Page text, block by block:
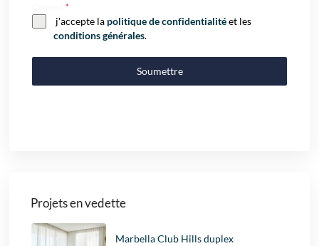
Consent*
j'accepte la politique de confidentialitéet les
conditions générales.
Soumettre
Projets en vedette
Marbella Club Hills duplex